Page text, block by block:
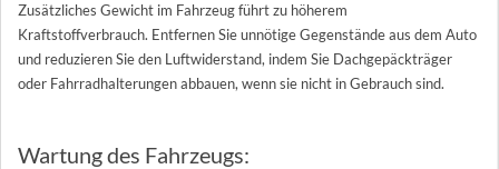
Zusätzliches Gewicht im Fahrzeug führt zu höherem
Kraftstoffverbrauch. Entfernen Sie unnötige Gegenstände aus dem Auto
und reduzieren Sie den Luftwiderstand, indem Sie Dachgepäckträger
oder Fahrradhalterungen abbauen, wenn sie nicht in Gebrauch sind.
Wartung des Fahrzeugs: